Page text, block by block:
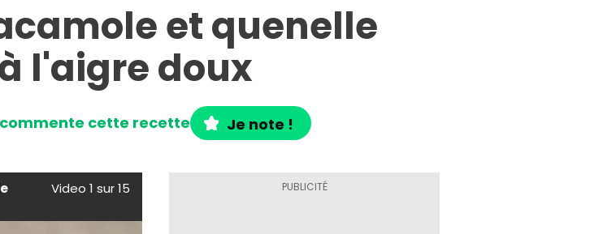
et quenelle
l'aigre doux
cette recette Je note !
Video 1 sur 15